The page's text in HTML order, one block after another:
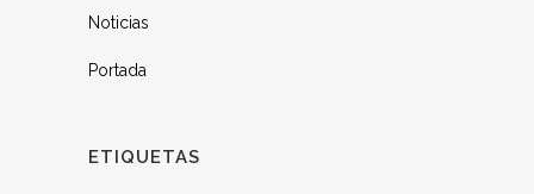
Noticias
Portada
ETIQUETAS